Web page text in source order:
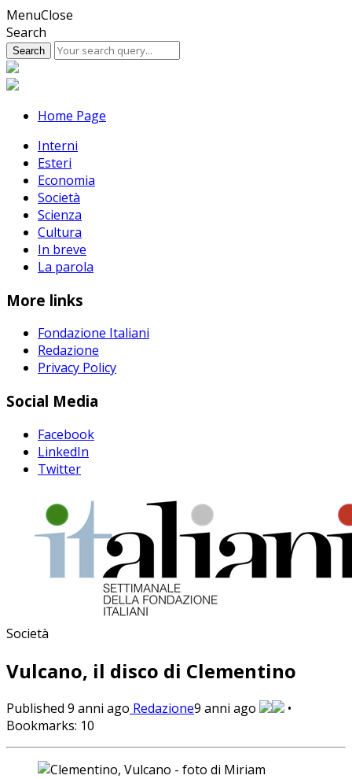
Skip
to
content
MenuClose
Search
Home Page
Interni
Esteri
Economia
Società
Scienza
Cultura
In breve
La parola
More links
Fondazione Italiani
Redazione
Privacy Policy
Social Media
Facebook
LinkedIn
Twitter
Società
Vulcano, il disco di Clementino
Published 9 anni ago Redazione9 anni ago
•
Bookmarks: 10